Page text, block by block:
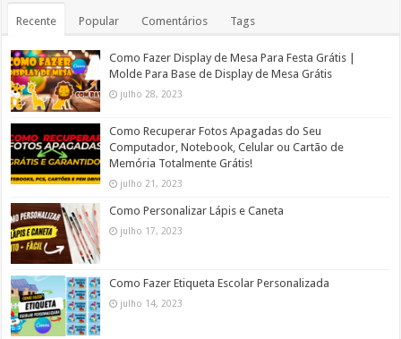
Recente Popular Comentários Tags
Como Fazer Display de Mesa Para Festa Grátis |
Molde Para Base de Display de Mesa Grátis
julho 28, 2023
Como Recuperar Fotos Apagadas do Seu
Computador, Notebook, Celular ou Cartão de
Memória Totalmente Grátis!
julho 21, 2023
Como Personalizar Lápis e Caneta
julho 17, 2023
Como Fazer Etiqueta Escolar Personalizada
julho 14, 2023